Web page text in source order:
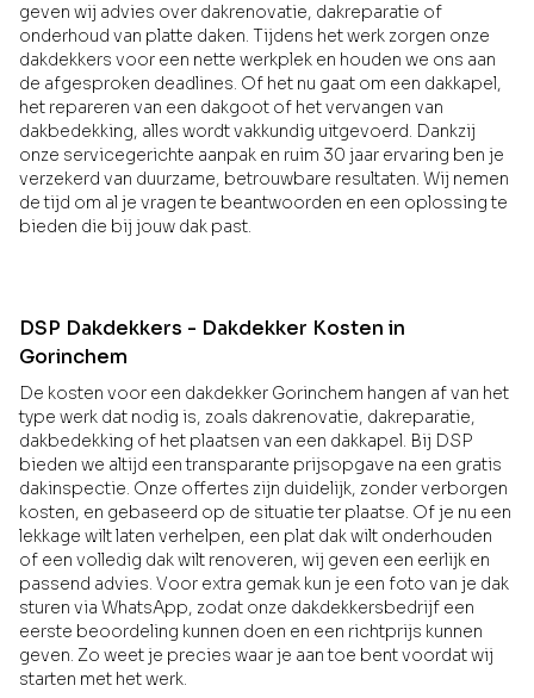
geven wij advies over dakrenovatie, dakreparatie of
onderhoud van platte daken. Tijdens het werk zorgen onze
dakdekkers voor een nette werkplek en houden we ons aan
de afgesproken deadlines. Of het nu gaat om een dakkapel,
het repareren van een dakgoot of het vervangen van
dakbedekking, alles wordt vakkundig uitgevoerd. Dankzij
onze servicegerichte aanpak en ruim 30 jaar ervaring ben je
verzekerd van duurzame, betrouwbare resultaten. Wij nemen
de tijd om al je vragen te beantwoorden en een oplossing te
bieden die bij jouw dak past.
DSP Dakdekkers - Dakdekker Kosten in
Gorinchem
De kosten voor een dakdekker Gorinchem hangen af van het
type werk dat nodig is, zoals dakrenovatie, dakreparatie,
dakbedekking of het plaatsen van een dakkapel. Bij DSP
bieden we altijd een transparante prijsopgave na een gratis
dakinspectie. Onze offertes zijn duidelijk, zonder verborgen
kosten, en gebaseerd op de situatie ter plaatse. Of je nu een
lekkage wilt laten verhelpen, een plat dak wilt onderhouden
of een volledig dak wilt renoveren, wij geven een eerlijk en
passend advies. Voor extra gemak kun je een foto van je dak
sturen via WhatsApp, zodat onze dakdekkersbedrijf een
eerste beoordeling kunnen doen en een richtprijs kunnen
geven. Zo weet je precies waar je aan toe bent voordat wij
starten met het werk.